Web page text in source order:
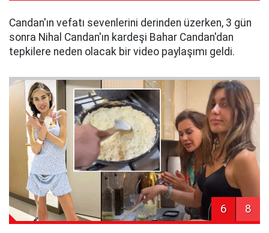
Candan'ın vefatı sevenlerini derinden üzerken, 3 gün
sonra Nihal Candan'ın kardeşi Bahar Candan'dan
tepkilere neden olacak bir video paylaşımı geldi.
6 8